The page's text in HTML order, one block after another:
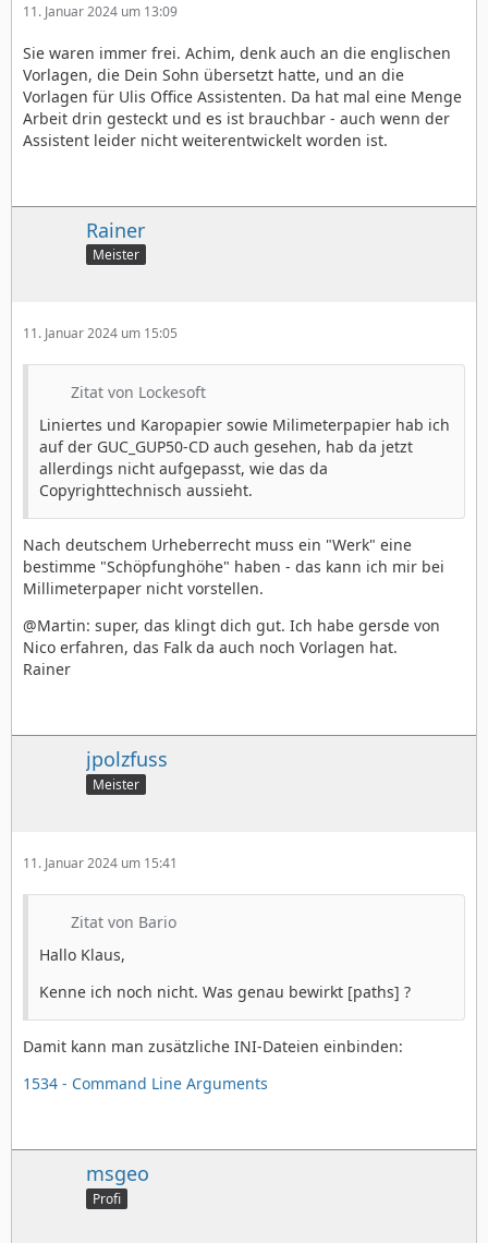
11. Januar 2024 um 13:09
Sie waren immer frei. Achim, denk auch an die englischen
Vorlagen, die Dein Sohn übersetzt hatte, und an die
Vorlagen für Ulis Office Assistenten. Da hat mal eine Menge
Arbeit drin gesteckt und es ist brauchbar - auch wenn der
Assistent leider nicht weiterentwickelt worden ist.
Rainer
Meister
11. Januar 2024 um 15:05
Zitat von Lockesoft
Liniertes und Karopapier sowie Milimeterpapier hab ich
auf der GUC_GUP50-CD auch gesehen, hab da jetzt
allerdings nicht aufgepasst, wie das da
Copyrighttechnisch aussieht.
Nach deutschem Urheberrecht muss ein "Werk" eine
bestimme "Schöpfunghöhe" haben - das kann ich mir bei
Millimeterpaper nicht vorstellen.
@Martin: super, das klingt dich gut. Ich habe gersde von
Nico erfahren, das Falk da auch noch Vorlagen hat.
Rainer
jpolzfuss
Meister
11. Januar 2024 um 15:41
Zitat von Bario
Hallo Klaus,
Kenne ich noch nicht. Was genau bewirkt [paths] ?
Damit kann man zusätzliche INI-Dateien einbinden:
1534 - Command Line Arguments
msgeo
Profi